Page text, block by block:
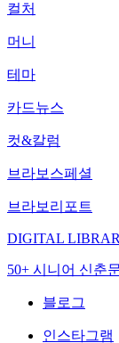
컬처
머니
테마
카드뉴스
컷&칼럼
브라보스페셜
브라보리포트
DIGITAL
50+ 시니어 신춘
블로그
인스타그램